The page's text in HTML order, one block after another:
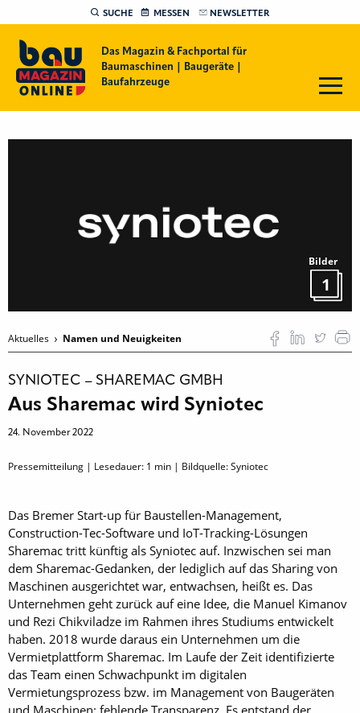
SUCHE MESSEN NEWSLETTER
Das Magazin & Fachportal für
Baumaschinen | Baugeräte |
Baufahrzeuge
Bilder
1
Aktuelles Namen und Neuigkeiten
SYNIOTEC – SHAREMAC GMBH
Aus Sharemac wird Syniotec
24. November 2022
Pressemitteilung | Lesedauer: 1 min | Bildquelle: Syniotec
Das Bremer Start-up für Baustellen-Management,
Construction-Tec-Software und IoT-Tracking-Lösungen
Sharemac tritt künftig als Syniotec auf. Inzwischen sei man
dem Sharemac-Gedanken, der lediglich auf das Sharing von
Maschinen ausgerichtet war, entwachsen, heißt es. Das
Unternehmen geht zurück auf eine Idee, die Manuel Kimanov
und Rezi Chikviladze im Rahmen ihres Studiums entwickelt
haben. 2018 wurde daraus ein Unternehmen um die
Vermietplattform Sharemac. Im Laufe der Zeit identifizierte
das Team einen Schwachpunkt im digitalen
Vermietungsprozess bzw. im Management von Baugeräten
und Maschinen: fehlende Transparenz. Es entstand der